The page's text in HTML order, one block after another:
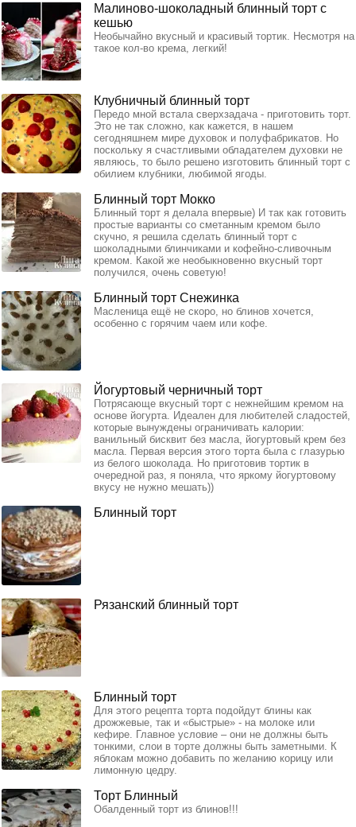
Малиново-шоколадный блинный торт с
кешью
Необычайно вкусный и красивый тортик. Несмотря на
такое кол-во крема, легкий!
Клубничный блинный торт
Передо мной встала сверхзадача - приготовить торт.
Это не так сложно, как кажется, в нашем
сегодняшнем мире духовок и полуфабрикатов. Но
поскольку я счастливыми обладателем духовки не
являюсь, то было решено изготовить блинный торт с
обилием клубники, любимой ягоды.
Блинный торт Мокко
Блинный торт я делала впервые) И так как готовить
простые варианты со сметанным кремом было
скучно, я решила сделать блинный торт с
шоколадными блинчиками и кофейно-сливочным
кремом. Какой же необыкновенно вкусный торт
получился, очень советую!
Блинный торт Снежинка
Масленица ещё не скоро, но блинов хочется,
особенно с горячим чаем или кофе.
Йогуртовый черничный торт
Потрясающе вкусный торт с нежнейшим кремом на
основе йогурта. Идеален для любителей сладостей,
которые вынуждены ограничивать калории:
ванильный бисквит без масла, йогуртовый крем без
масла. Первая версия этого торта была с глазурью
из белого шоколада. Но приготовив тортик в
очередной раз, я поняла, что яркому йогуртовому
вкусу не нужно мешать))
Блинный торт
Рязанский блинный торт
Блинный торт
Для этого рецепта торта подойдут блины как
дрожжевые, так и «быстрые» - на молоке или
кефире. Главное условие – они не должны быть
тонкими, слои в торте должны быть заметными. К
яблокам можно добавить по желанию корицу или
лимонную цедру.
Торт Блинный
Обалденный торт из блинов!!!